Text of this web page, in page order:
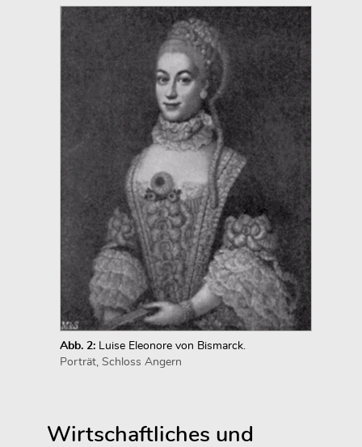
Abb. 2: Luise Eleonore von Bismarck.
Porträt, Schloss Angern
Wirtschaftliches und